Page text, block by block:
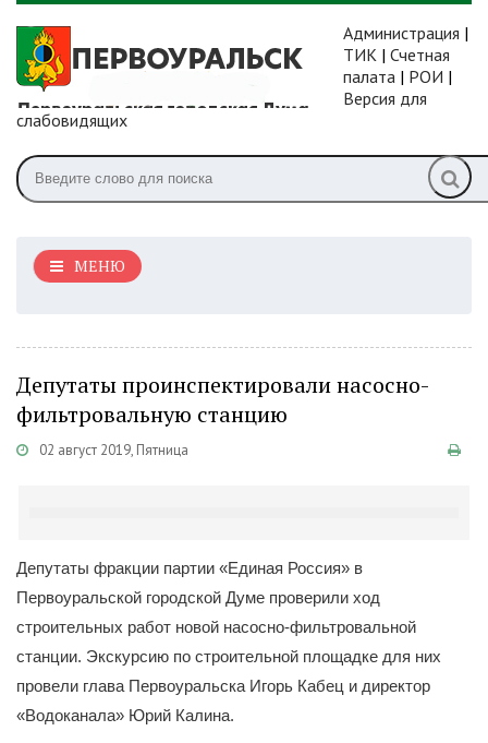
Администрация |
ТИК | Счетная
палата | РОИ |
Версия для
слабовидящих
МЕНЮ
Депутаты проинспектировали насосно-
фильтровальную станцию
02 август 2019, Пятница
Депутаты фракции партии «Единая Россия» в
Первоуральской городской Думе проверили ход
строительных работ новой насосно-фильтровальной
станции. Экскурсию по строительной площадке для них
провели глава Первоуральска Игорь Кабец и директор
«Водоканала» Юрий Калина.